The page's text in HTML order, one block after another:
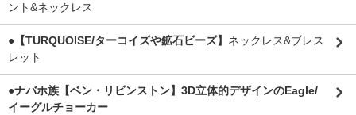
ント&ネックレス
●【TURQUOISE/ターコイズや鉱石ビーズ】 ネックレス&ブレス
レット
●ナバホ族【ベン・リビンストン】3D立体的デザインのEagle/
イーグルチョーカー